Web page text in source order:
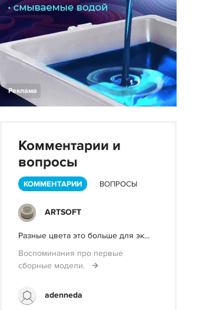
Реклама
Комментарии и
вопросы
КОММЕНТАРИИ ВОПРОСЫ
ARTSOFT
Разные цвета это больше для эк...
Воспоминания про первые
сборные модели.
adenneda